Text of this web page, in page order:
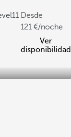
11 Desde
121
/noche
Ver
disponibilidad